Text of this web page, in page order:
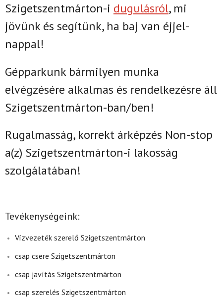
Szigetszentmárton-i dugulásról, mi
jövünk és segítünk, ha baj van éjjel-
nappal!
Gépparkunk bármilyen munka
elvégzésére alkalmas és rendelkezésre áll
Szigetszentmárton-ban/ben!
Rugalmasság, korrekt árképzés Non-stop
a(z) Szigetszentmárton-i lakosság
szolgálatában!
Tevékenységeink:
Vízvezeték szerelő Szigetszentmárton
csap csere Szigetszentmárton
csap javítás Szigetszentmárton
csap szerelés Szigetszentmárton